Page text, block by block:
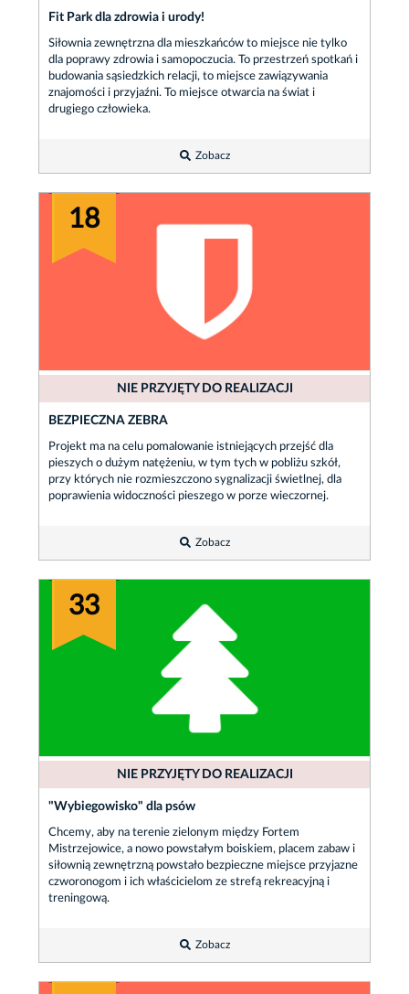
Fit Park dla zdrowia i urody!
Siłownia zewnętrzna dla mieszkańców to miejsce nie tylko
dla poprawy zdrowia i samopoczucia. To przestrzeń spotkań i
budowania sąsiedzkich relacji, to miejsce zawiązywania
znajomości i przyjaźni. To miejsce otwarcia na świat i
drugiego człowieka.
Zobacz
18
NIE PRZYJĘTY DO REALIZACJI
BEZPIECZNA ZEBRA
Projekt ma na celu pomalowanie istniejących przejść dla
pieszych o dużym natężeniu, w tym tych w pobliżu szkół,
przy których nie rozmieszczono sygnalizacji świetlnej, dla
poprawienia widoczności pieszego w porze wieczornej.
Zobacz
33
NIE PRZYJĘTY DO REALIZACJI
"Wybiegowisko" dla psów
Chcemy, aby na terenie zielonym między Fortem
Mistrzejowice, a nowo powstałym boiskiem, placem zabaw i
siłownią zewnętrzną powstało bezpieczne miejsce przyjazne
czworonogom i ich właścicielom ze strefą rekreacyjną i
treningową.
Zobacz